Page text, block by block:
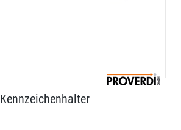
Kennzeichenhalter